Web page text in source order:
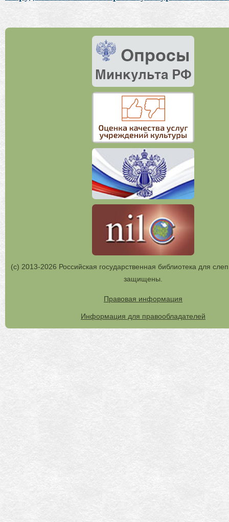
(с) 2013-2026 Российская государственная библиотека для
защищены.
Правовая информация
Информация для правообладателей